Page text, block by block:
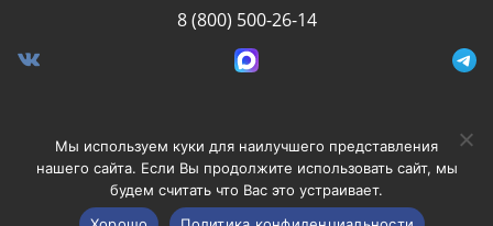
8 (800) 500-26-14
Разработано Stormcorp
Copyright © 2008-2020, Silverstone F1. Все права
защищены.
Мы используем куки для наилучшего представления
нашего сайта. Если Вы продолжите использовать сайт, мы
будем считать что Вас это устраивает.